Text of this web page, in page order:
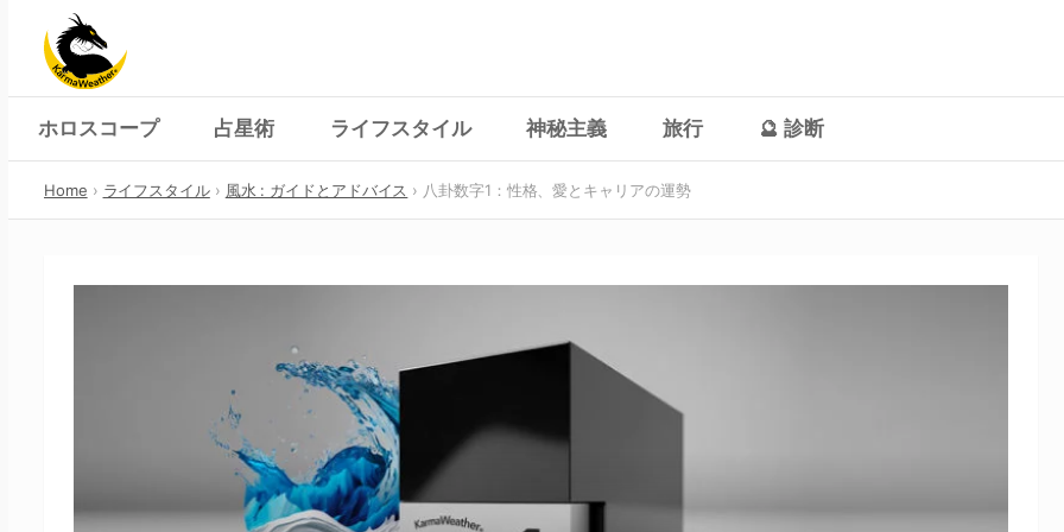
content
ホロスコープ 占星術 ライフスタイル 神秘主義 旅行 🔮 診断
Home ライフスタイル 風水 : ガイドとアドバイス 八卦数字1：性格、愛とキャリアの運勢